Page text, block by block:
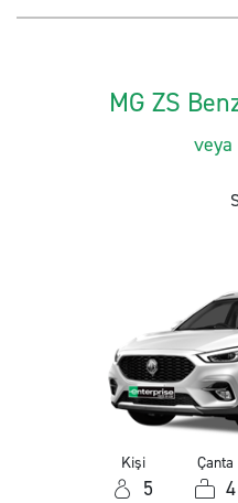
MG ZS
veya
Kişi
5
Çanta
4